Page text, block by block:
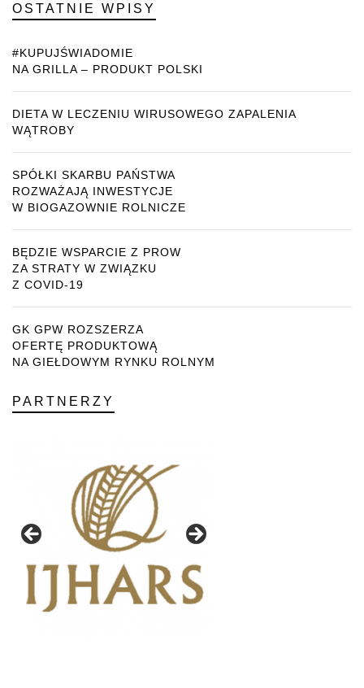
OSTATNIE WPISY
#KUPUJŚWIADOMIE
NA GRILLA – PRODUKT POLSKI
DIETA W LECZENIU WIRUSOWEGO ZAPALENIA
WĄTROBY
SPÓŁKI SKARBU PAŃSTWA
ROZWAŻAJĄ INWESTYCJE
W BIOGAZOWNIE ROLNICZE
BĘDZIE WSPARCIE Z PROW
ZA STRATY W ZWIĄZKU
Z COVID-19
GK GPW ROZSZERZA
OFERTĘ PRODUKTOWĄ
NA GIEŁDOWYM RYNKU ROLNYM
PARTNERZY